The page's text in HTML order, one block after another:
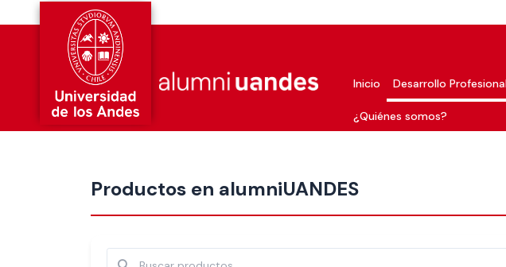
Inicio Desarrollo
¿Quiénes somos?
Productos en alumniUANDES
Más nuevos